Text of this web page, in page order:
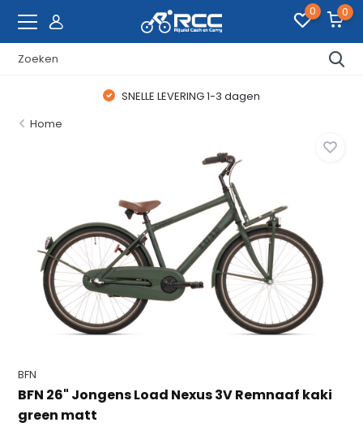
0 0
SNELLE LEVERING 1-3 dagen
Home
BFN
BFN 26" Jongens Load Nexus 3V Remnaaf kaki
green matt